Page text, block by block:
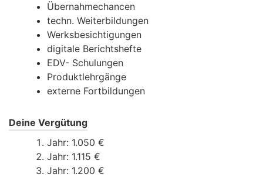
Übernahmechancen
techn. Weiterbildungen
Werksbesichtigungen
digitale Berichtshefte
EDV- Schulungen
Produktlehrgänge
externe Fortbildungen
Deine Vergütung
Jahr: 1.050 €
Jahr: 1.115 €
Jahr: 1.200 €